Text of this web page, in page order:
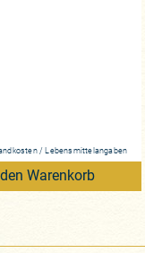
/ Lebensmittelangaben
Warenkorb